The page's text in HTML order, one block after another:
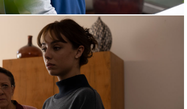
NADA QUE VER, ARCHIVO DDCM